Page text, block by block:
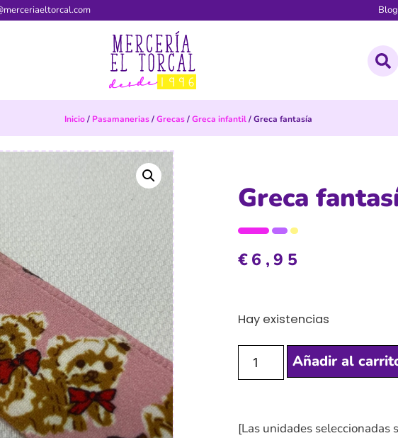
Blog
Inicio/ Pasamanerias/Grecas/Greca infantil/ Greca fantasía
Greca
€6,95
Hay existencias
Añadir al
[Las unidades seleccionadas